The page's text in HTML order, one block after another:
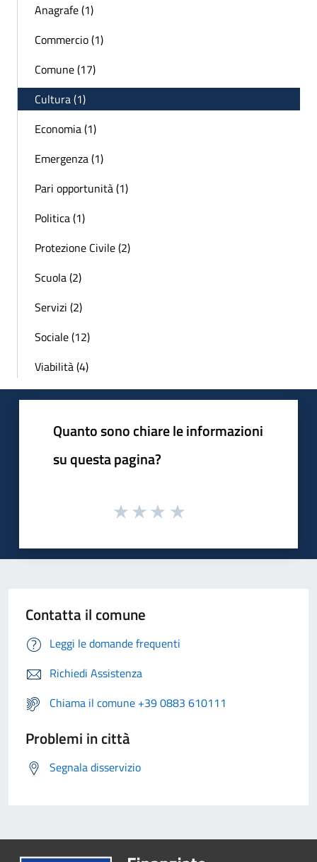
Anagrafe (1)
Commercio (1)
Comune (17)
Cultura (1)
Economia (1)
Emergenza (1)
Pari opportunità (1)
Politica (1)
Protezione Civile (2)
Scuola (2)
Servizi (2)
Sociale (12)
Viabilità (4)
Quanto sono chiare le informazioni
su questa pagina?
Contatta il comune
Leggi le domande frequenti
Richiedi Assistenza
Chiama il comune +39 0883 610111
Problemi in città
Segnala disservizio